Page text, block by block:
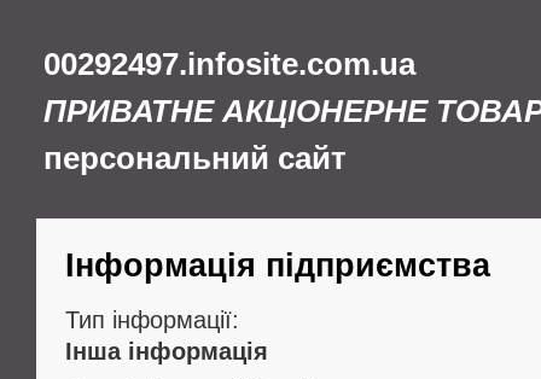
00292497.infosite.com.ua
ПРИВАТНЕ АКЦІОНЕРНЕ
персональний сайт
Інформація підприємства
Тип інформації:
Інша інформація